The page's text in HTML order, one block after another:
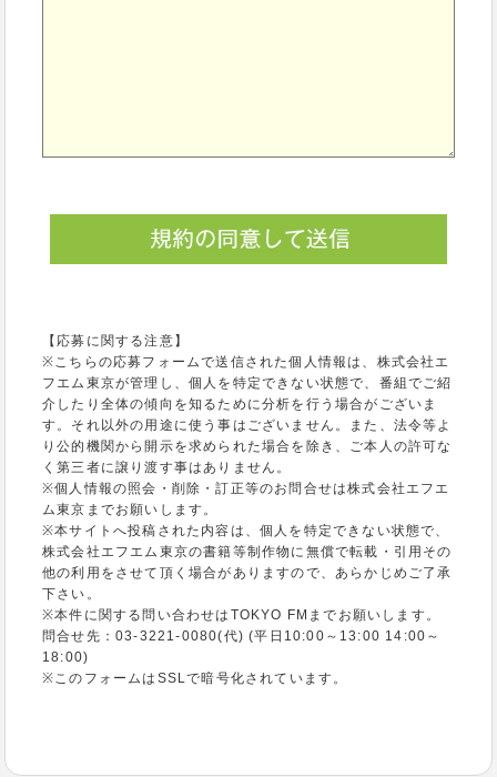
【応募に関する注意】
※こちらの応募フォームで送信された個人情報は、株式会社エ
フエム東京が管理し、個人を特定できない状態で、番組でご紹
介したり全体の傾向を知るために分析を行う場合がございま
す。それ以外の用途に使う事はございません。また、法令等よ
り公的機関から開示を求められた場合を除き、ご本人の許可な
く第三者に譲り渡す事はありません。
※個人情報の照会・削除・訂正等のお問合せは株式会社エフエ
ム東京までお願いします。
※本サイトへ投稿された内容は、個人を特定できない状態で、
株式会社エフエム東京の書籍等制作物に無償で転載・引用その
他の利用をさせて頂く場合がありますので、あらかじめご了承
下さい。
※本件に関する問い合わせはTOKYO FMまでお願いします。
問合せ先：03-3221-0080(代) (平日10:00～13:00 14:00～
18:00)
※このフォームはSSLで暗号化されています。